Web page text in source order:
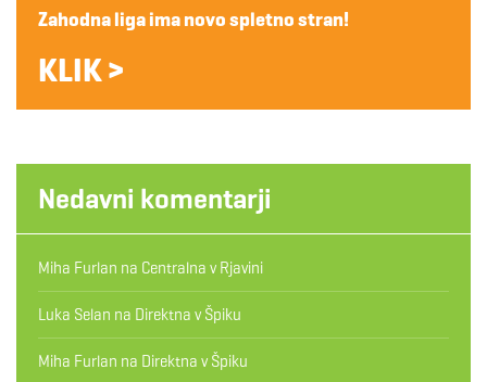
Zahodna liga ima novo spletno stran!
KLIK >
Nedavni komentarji
Miha Furlan na Centralna v Rjavini
Luka Selan na Direktna v Špiku
Miha Furlan na Direktna v Špiku